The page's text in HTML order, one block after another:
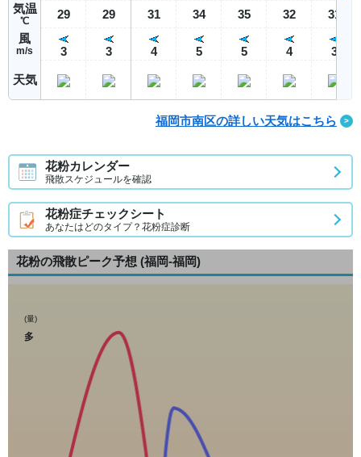
気温
℃
風
m/s
天気
29
3
29
3
31
4
34
5
35
5
32
4
31
3
福岡市南区の詳しい天気はこちら
花粉カレンダー
飛散スケジュールを確認
花粉症チェックシート
あなたはどのタイプ？花粉症診断
花粉の飛散ピーク予想 (福岡-福岡)
(量)
多